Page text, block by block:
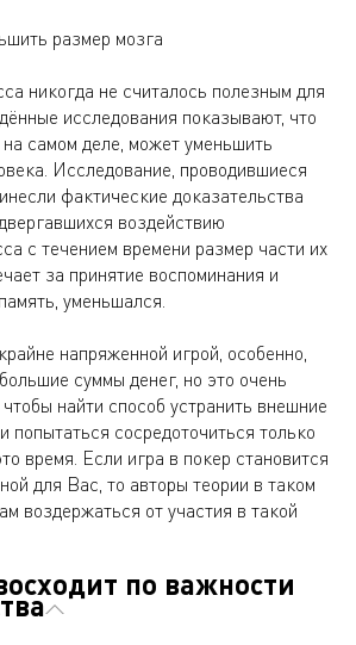
размер мозга
никогда не считалось полезным для
исследования показывают, что
на самом деле, может уменьшить
Исследование, проводившиеся
фактические доказательства
воздействию
с течением времени размер части их
за принятие воспоминания и
уменьшался.
напряженной игрой, особенно,
суммы денег, но это очень
найти способ устранить внешние
попытаться сосредоточиться только
время. Если игра в покер становится
для Вас, то авторы теории в таком
воздержаться от участия в такой
по важности